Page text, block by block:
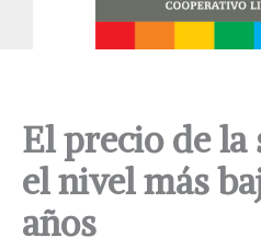
El precio de la
el nivel más
años